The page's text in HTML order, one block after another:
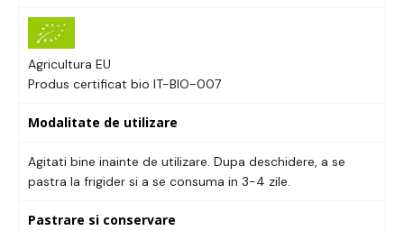
Agricultura EU
Produs certificat bio IT-BIO-007
Modalitate de utilizare
Agitati bine inainte de utilizare. Dupa deschidere, a se
pastra la frigider si a se consuma in 3-4 zile.
Pastrare si conservare